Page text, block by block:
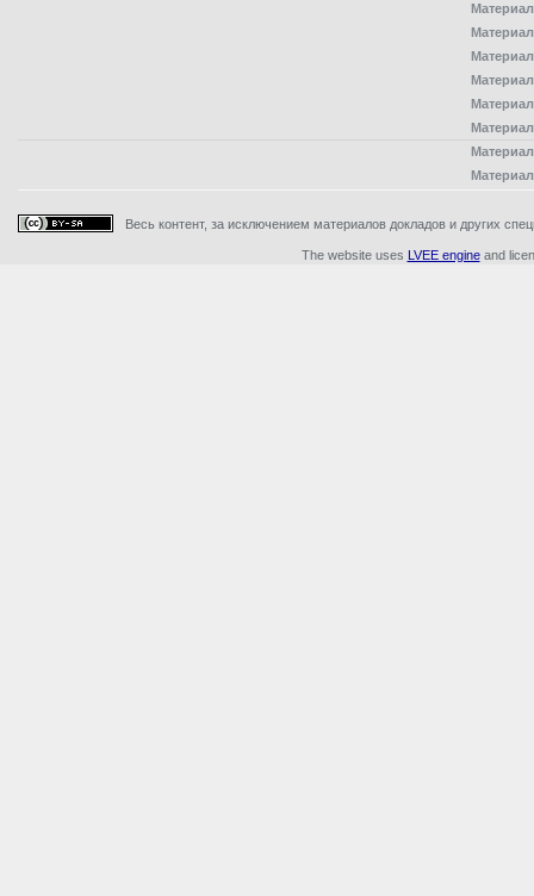
Весь контент, за исключением материалов докладов и других
The website uses LVEE engineand